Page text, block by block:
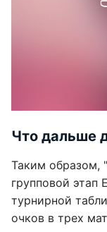
Что дальше
Таким образом,
групповой этап
турнирной
очков в трех